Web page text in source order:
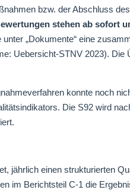
bzw. der Abschluss
stehen ab sofort
„Dokumente“ eine
Uebersicht-STNV 2023). Die
konnte noch
Die S92 wird
jährlich einen strukturierten
im Berichtsteil C-1 die